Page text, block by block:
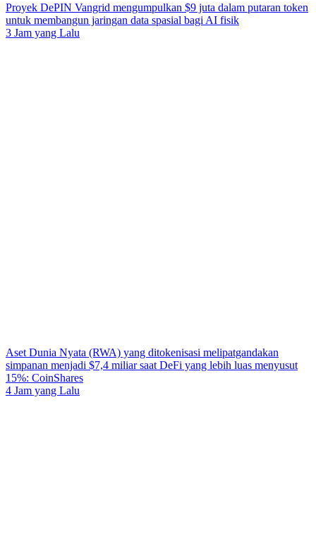
Proyek DePIN Vangrid mengumpulkan $9 juta dalam putaran token
untuk membangun jaringan data spasial bagi AI fisik
3 Jam yang Lalu
Aset Dunia Nyata (RWA) yang ditokenisasi melipatgandakan
simpanan menjadi $7,4 miliar saat DeFi yang lebih luas menyusut
15%: CoinShares
4 Jam yang Lalu